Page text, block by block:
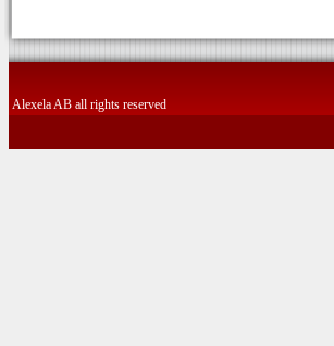
Alexela AB all rights reserved